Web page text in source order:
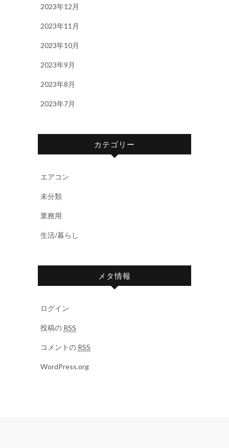
2023年12月
2023年11月
2023年10月
2023年9月
2023年8月
2023年7月
カテゴリー
エアコン
未分類
業務用
生活/暮らし
メタ情報
ログイン
投稿の RSS
コメントの RSS
WordPress.org